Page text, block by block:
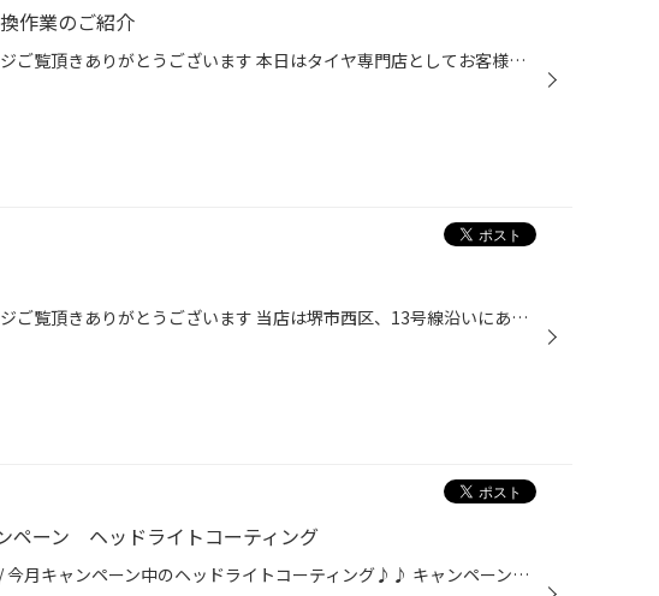
作業のご紹介
いつもホームページご覧頂きありがとうございます 本日はタイヤ専門店としてお客様の大事なお車を 作業する際、より安全・安心にカーライフをお過ご しいただくために タイヤ館堺店のタイヤ交換作業のご紹介です。 ホイールリム部の汚れをしっかり取ってエアー漏れ しないようにします！ 続いて、貼...
いつもホームページご覧頂きありがとうございます 当店は堺市西区、13号線沿いにあるタイヤ館堺店 です。 みなさん、冬の準備は出来てますか？ 先日、当店のお得意様の運送屋さんからトラックの スタッドレスタイヤの交換のご依頼があり作業 させていただきました！ 4台分、計24本です！ もう11月で...
ペーン ヘッドライトコーティング
こんにちは～(^^)/ 今月キャンペーン中のヘッドライトコーティング♪♪ キャンペーン期間は10/31までですよ!! 2台施工させて頂き、お車は～ ダイハツ タント＆ニッサン エクストレイル です(^^♪ まずはタントの施工前と施工後をご覧ください↓↓ エクストレイルの施工前と施工後をご覧ください↓↓ 黄ばみ...